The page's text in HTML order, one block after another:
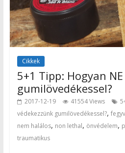
Cikkek
5+1 Tipp: Hogyan
gumilövedékessel?
2017-12-19 41554 Views
védekezzünk gumilövedékessel?,
nem halálos, non lethal, önvédelem,
traumatikus